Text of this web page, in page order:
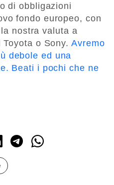
di obbligazioni
fondo europeo, con
nostra valuta a
o Sony. Avremo
debole ed una
Beati i pochi che ne